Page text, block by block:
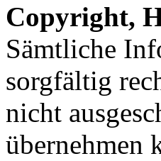
Copyright,
Sämtliche
sorgfältig
nicht
übernehmen